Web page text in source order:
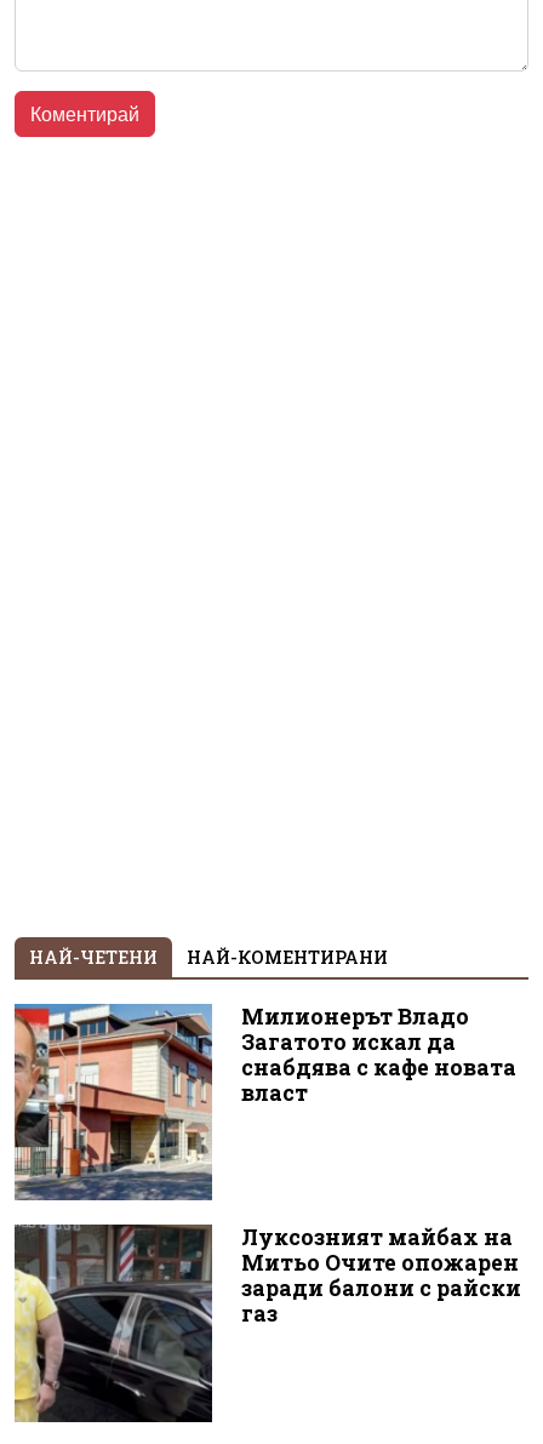
НАЙ-ЧЕТЕНИ НАЙ-КОМЕНТИРАНИ
Милионерът Владо
Загатото искал да
снабдява с кафе новата
власт
Луксозният майбах на
Митьо Очите опожарен
заради балони с райски
газ